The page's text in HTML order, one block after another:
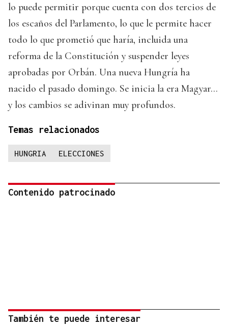
lo puede permitir porque cuenta con dos tercios de
los escaños del Parlamento, lo que le permite hacer
todo lo que prometió que haría, incluida una
reforma de la Constitución y suspender leyes
aprobadas por Orbán. Una nueva Hungría ha
nacido el pasado domingo. Se inicia la era Magyar…
y los cambios se adivinan muy profundos.
Temas relacionados
HUNGRIA ELECCIONES
Contenido patrocinado
También te puede interesar